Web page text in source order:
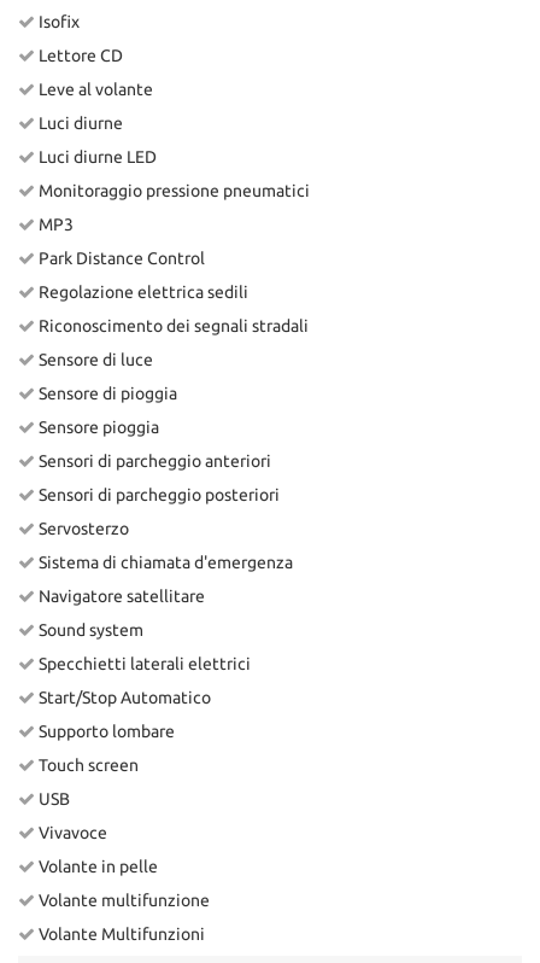
Isofix
Lettore CD
Leve al volante
Luci diurne
Luci diurne LED
Monitoraggio pressione pneumatici
MP3
Park Distance Control
Regolazione elettrica sedili
Riconoscimento dei segnali stradali
Sensore di luce
Sensore di pioggia
Sensore pioggia
Sensori di parcheggio anteriori
Sensori di parcheggio posteriori
Servosterzo
Sistema di chiamata d'emergenza
Navigatore satellitare
Sound system
Specchietti laterali elettrici
Start/Stop Automatico
Supporto lombare
Touch screen
USB
Vivavoce
Volante in pelle
Volante multifunzione
Volante Multifunzioni